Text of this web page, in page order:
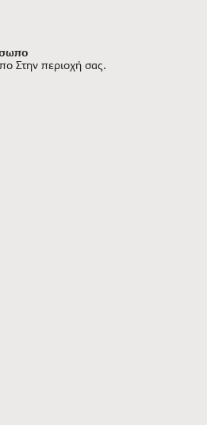
Στην περιοχή σας.